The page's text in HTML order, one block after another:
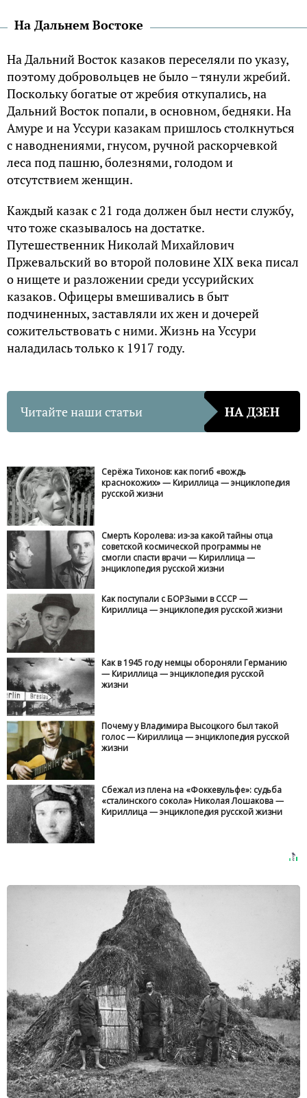
На Дальнем Востоке
На Дальний Восток казаков переселяли по указу,
поэтому добровольцев не было – тянули жребий.
Поскольку богатые от жребия откупались, на
Дальний Восток попали, в основном, бедняки. На
Амуре и на Уссури казакам пришлось столкнуться
с наводнениями, гнусом, ручной раскорчевкой
леса под пашню, болезнями, голодом и
отсутствием женщин.
Каждый казак с 21 года должен был нести службу,
что тоже сказывалось на достатке.
Путешественник Николай Михайлович
Пржевальский во второй половине XIX века писал
о нищете и разложении среди уссурийских
казаков. Офицеры вмешивались в быт
подчиненных, заставляли их жен и дочерей
сожительствовать с ними. Жизнь на Уссури
наладилась только к 1917 году.
Читайте наши статьи НА ДЗЕН
Серёжа Тихонов: как погиб «вождь
краснокожих» — Кириллица — энциклопедия
русской жизни
Смерть Королева: из-за какой тайны отца
советской космической программы не
смогли спасти врачи — Кириллица —
энциклопедия русской жизни
Как поступали с БОРЗыми в СССР —
Кириллица — энциклопедия русской жизни
Как в 1945 году немцы обороняли Германию
— Кириллица — энциклопедия русской
жизни
Почему у Владимира Высоцкого был такой
голос — Кириллица — энциклопедия русской
жизни
Сбежал из плена на «Фоккевульфе»: судьба
«сталинского сокола» Николая Лошакова —
Кириллица — энциклопедия русской жизни